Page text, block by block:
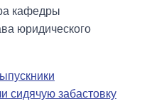
кафедры
юридического
сидячую забастовку